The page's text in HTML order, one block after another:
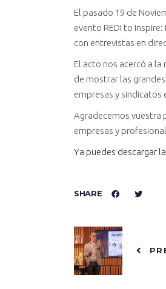
El pasado 19 de
evento REDI to
con entrevistas en
El acto nos acercó a
de mostrar las
empresas y sindicatos
Agradecemos vuestra
empresas y
Ya puedes descargar
SHARE